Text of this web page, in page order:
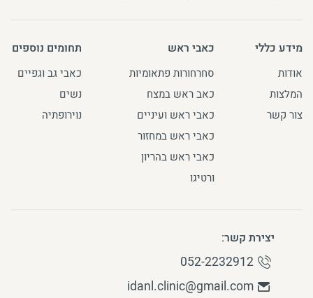
מידע כללי
אודות
המלצות
צור קשר
כאבי ראש
סחרחורות פתאומיות
כאב ראש במצח
כאבי ראש ועיניים
כאבי ראש במחזור
כאבי ראש בהריון
ורטיגו
תחומים נוספים
כאבי גב וגפיים
נשים
נוירופתיה
יצירת קשר:
052-2232912
idanl.clinic@gmail.com